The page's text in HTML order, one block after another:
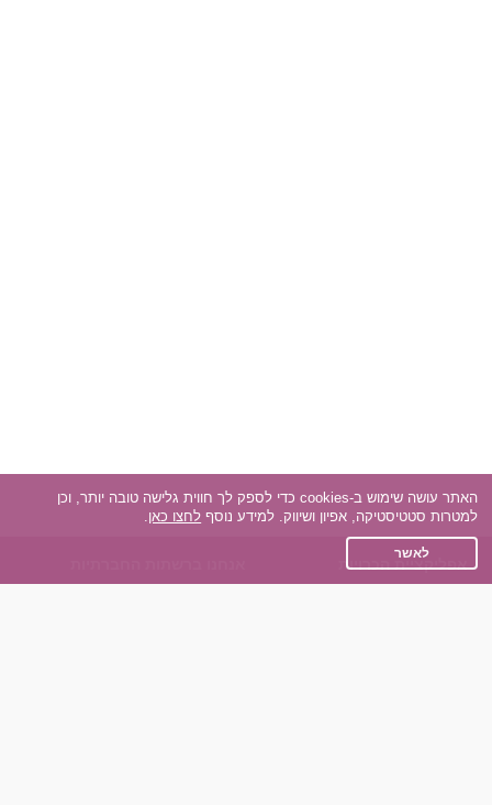
אפליקציית הכרויות
האתר עושה שימוש ב-cookies כדי לספק לך חווית גלישה טובה יותר, וכן
למטרות סטטיסטיקה, אפיון ושיווק. למידע נוסף לחצו כאן.
לאשר